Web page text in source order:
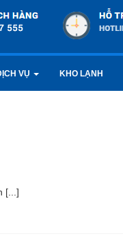
VỤ KHO LẠNH
[...]